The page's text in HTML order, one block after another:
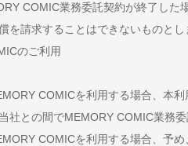
COMIC業務委託契約が終了した
を請求することはできないものとし
のご利用
COMICを利用する場合、本
社との間でMEMORY COMIC業務
COMICを利用する場合、予